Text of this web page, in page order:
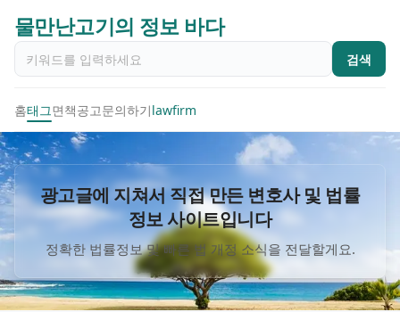
물만난고기의 정보 바다
검색
홈태그면책공고문의하기lawfirm
광고글에 지쳐서 직접 만든 변호사 및 법률
정보 사이트입니다
정확한 법률정보 및 빠른 법 개정 소식을 전달할게요.